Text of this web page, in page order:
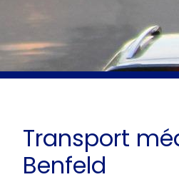
Transport
Benfeld